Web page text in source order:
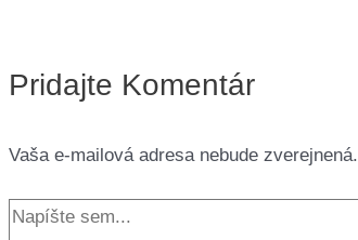
Pridajte Komentár
Vaša e-mailová adresa nebude zverejnená.
Napíšte